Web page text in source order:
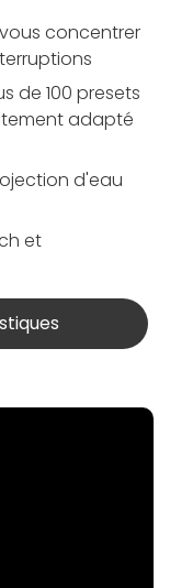
concentrer
de 100 presets
adapté
d'eau
et